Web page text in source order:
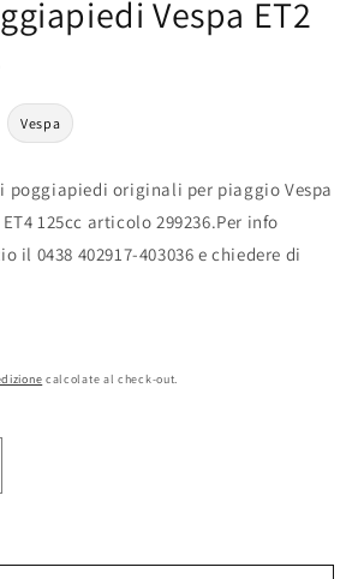
Vespa ET2
Vespa
poggiapiedi originali per piaggio Vespa
ET4 125cc articolo 299236.Per info
il 0438 402917-403036 e chiedere di
calcolate al check-out.